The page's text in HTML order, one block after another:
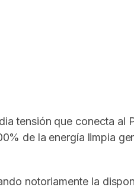
tensión que conecta al
de la energía limpia
notoriamente la